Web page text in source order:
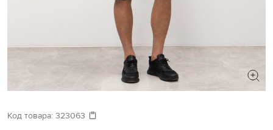
Давайте подберем что-то еще
Код товара: 323063